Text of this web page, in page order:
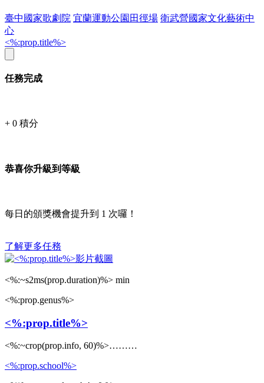
臺中國家歌劇院 宜蘭運動公園田徑場 衛武營國家文化藝術中
心
<%:prop.title%>
任務完成
+ 0 積分
恭喜你升級到等級
每日的頒獎機會提升到 1 次囉！
了解更多任務
<%:~s2ms(prop.duration)%> min
<%:prop.genus%>
<%:prop.title%>
<%:~crop(prop.info, 60)%>………
<%:prop.school%>